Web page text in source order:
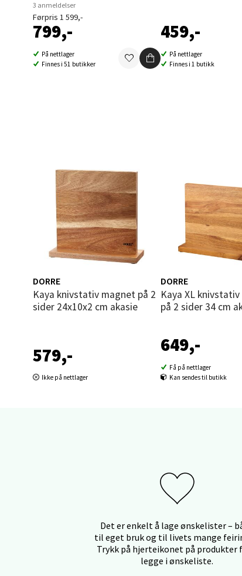
3 anmeldelser
Førpris 1 599,-
799,-
På nettlager
Finnes i 51 butikker
459,-
På nettlager
Finnes i 1 butikk
DORRE
Kaya knivstativ magnet på 2
sider 24x10x2 cm akasie
579,-
Ikke på nettlager
DORRE
Kaya XL knivstativ magnet
på 2 sider 34 cm
649,-
Få på nettlager
Kan sendes til butikk
Det er enkelt å lage ønskelister –
til eget bruk og til livets mange
Trykk på hjerteikonet på produkter
legge i ønskeliste.